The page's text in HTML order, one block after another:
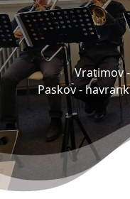
dubna 2010. V
nejen na školních
Mittal Ostrava a KES
Vratimov -
Paskov -